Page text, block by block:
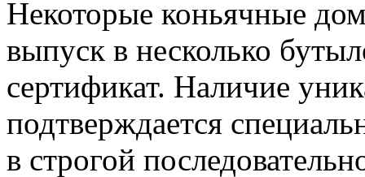
Некоторые коньячные
выпуск в несколько
сертификат. Наличие
подтверждается
в строгой